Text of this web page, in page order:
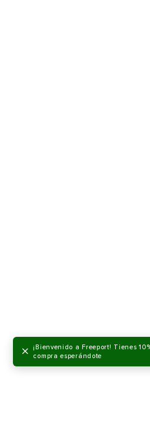
×
¡Bienvenido a Freeport! Tienes
compra esperándote